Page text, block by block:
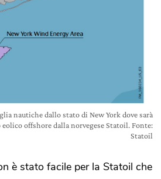
nautiche dallo stato di New York dove sarà
offshore dalla norvegese Statoil. Fonte:
Statoil
è stato facile per la Statoil che